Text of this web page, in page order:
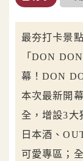
最夯打卡景
「DON
幕！DON
本次最新開
全，增設3
日本酒、
可愛專區；